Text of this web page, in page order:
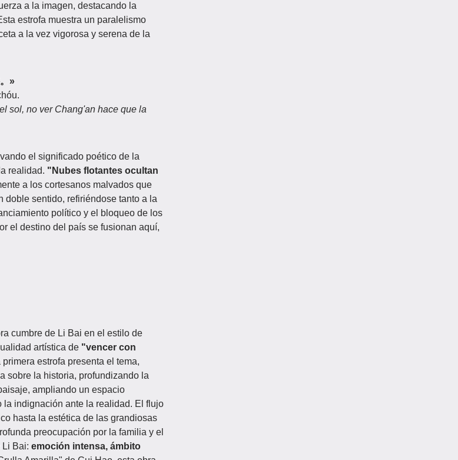
a la imagen, destacando la
estrofa muestra un paralelismo
a la vez vigorosa y serena de la
»
sol, no ver Chang'an hace que la
el significado poético de la
realidad. "Nubes flotantes ocultan
a los cortesanos malvados que
doble sentido, refiriéndose tanto a la
político y el bloqueo de los
el destino del país se fusionan aquí,
cumbre de Li Bai en el estilo de
artística de "vencer con
estrofa presenta el tema,
sobre la historia, profundizando la
ampliando un espacio
la indignación ante la realidad. El flujo
hasta la estética de las grandiosas
preocupación por la familia y el
Li Bai: emoción intensa, ámbito